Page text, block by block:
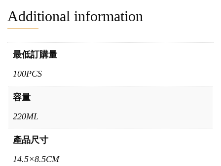
Additional information
最低訂購量
100PCS
容量
220ML
產品尺寸
14.5×8.5CM